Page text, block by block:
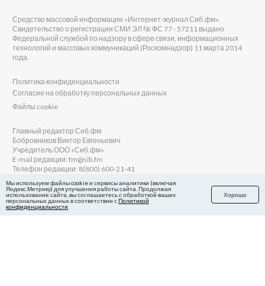
Средство массовой информации «Интернет-журнал Сиб.фм».
Свидетельство о регистрации СМИ ЭЛ № ФС 77 - 57211 выдано
Федеральной службой по надзору в сфере связи, информационных
технологий и массовых коммуникаций (Роскомнадзор) 11 марта 2014
года.
Политика конфиденциальности
Согласие на обработку персональных данных
Файлы cookie
Главный редактор Сиб.фм
Бобровников Виктор Евгеньевич
Учредитель ООО «Сиб.фм»
E-mail редакции: fm@sib.fm
Телефон редакции: 8(800) 600-21-41
Сайт разработан и поддерживается Технодзен
Мы используем файлы cookie и сервисы аналитики (включая
Яндекс.Метрику) для улучшения работы сайта. Продолжая
использование сайта, вы соглашаетесь с обработкой ваших
персональных данных в соответствии сПолитикой
конфиденциальности
Хорошо